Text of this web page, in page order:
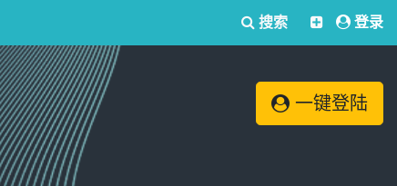
搜索 登录
一键登陆